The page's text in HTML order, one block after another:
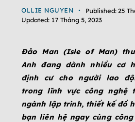
OLLIE NGUYEN Published: 25
Updated: 17 Tháng 5, 2023
Đảo Man (Isle of Man)
Anh đang dành nhiều cơ
định cư cho người lao
trong lĩnh vực công nghệ
ngành lập trình, thiết kế đồ
bạn liên hệ ngay cùng